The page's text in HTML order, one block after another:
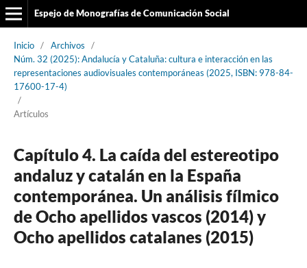
Espejo de Monografías de Comunicación Social
Inicio / Archivos
/
Núm. 32 (2025): Andalucía y Cataluña: cultura e interacción en las
representaciones audiovisuales contemporáneas (2025, ISBN: 978-84-
17600-17-4)
/
Artículos
Capítulo 4. La caída del estereotipo
andaluz y catalán en la España
contemporánea. Un análisis fílmico
de Ocho apellidos vascos (2014) y
Ocho apellidos catalanes (2015)